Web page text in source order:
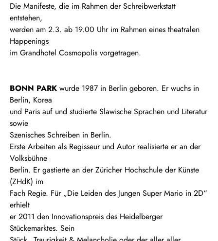
Die Manifeste, die im Rahmen der Schreibwerkstatt
entstehen,
werden am 2.3. ab 19.00 Uhr im Rahmen eines theatralen
Happenings
im Grandhotel Cosmopolis vorgetragen.
BONN PARK wurde 1987 in Berlin geboren. Er wuchs in
Berlin, Korea
und Paris auf und studierte Slawische Sprachen und Literatur
sowie
Szenisches Schreiben in Berlin.
Erste Arbeiten als Regisseur und Autor realisierte er an der
Volksbühne
Berlin. Er gastierte an der Züricher Hochschule der Künste
(ZHdK) im
Fach Regie. Für „Die Leiden des Jungen Super Mario in 2D“
erhielt
er 2011 den Innovationspreis des Heidelberger
Stückemarktes. Sein